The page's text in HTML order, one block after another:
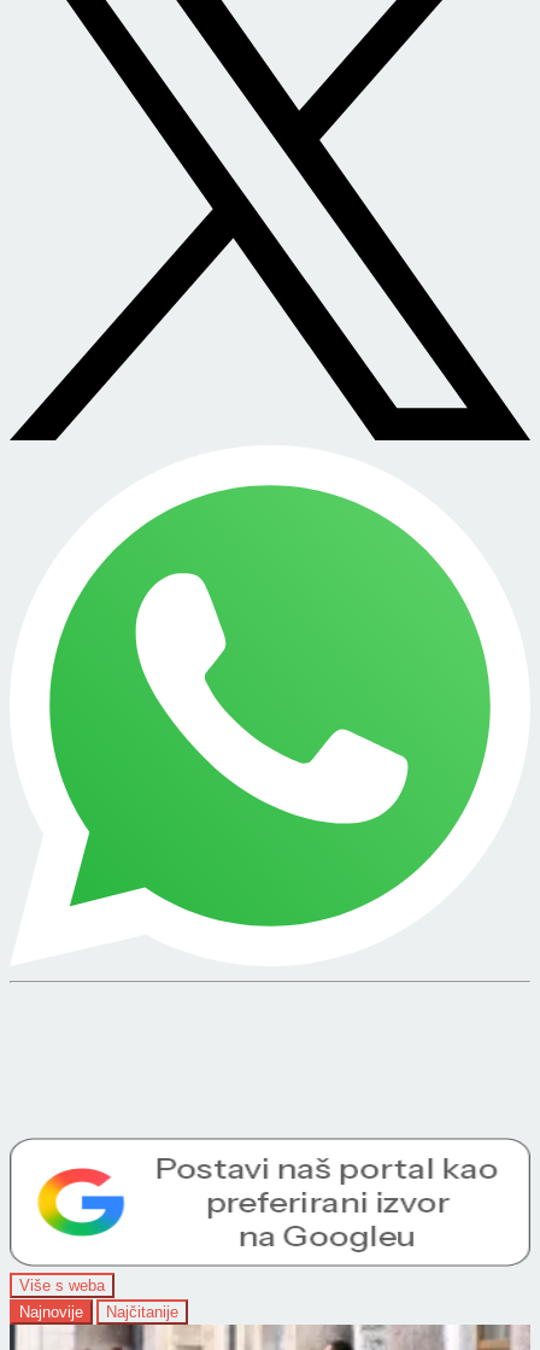
Više s weba
Najnovije
Najčitanije